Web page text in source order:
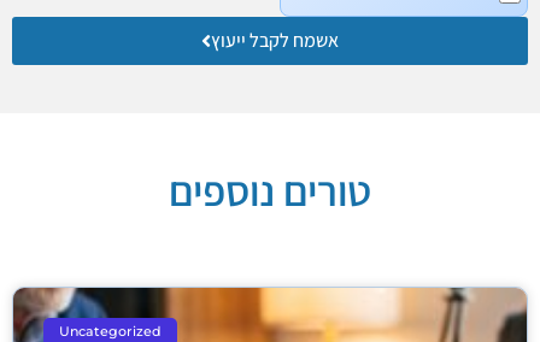
אשמח לקבל ייעוץ
טורים נוספים
Uncategorized